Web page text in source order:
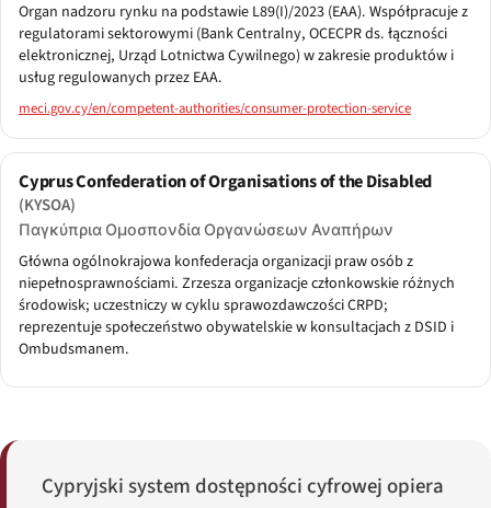
Organ nadzoru rynku na podstawie L89(I)/2023 (EAA). Współpracuje z
regulatorami sektorowymi (Bank Centralny, OCECPR ds. łączności
elektronicznej, Urząd Lotnictwa Cywilnego) w zakresie produktów i
usług regulowanych przez EAA.
meci.gov.cy/en/competent-authorities/consumer-protection-service
Cyprus Confederation of Organisations of the Disabled
(KYSOA)
Παγκύπρια Ομοσπονδία Οργανώσεων Αναπήρων
Główna ogólnokrajowa konfederacja organizacji praw osób z
niepełnosprawnościami. Zrzesza organizacje członkowskie różnych
środowisk; uczestniczy w cyklu sprawozdawczości CRPD;
reprezentuje społeczeństwo obywatelskie w konsultacjach z DSID i
Ombudsmanem.
Cypryjski system dostępności cyfrowej opiera